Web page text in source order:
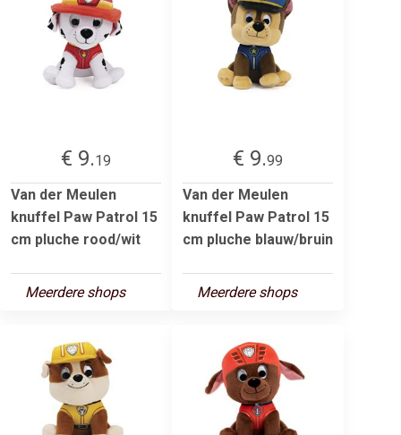
€ 9.19
Van der Meulen
knuffel Paw Patrol 15
cm pluche rood/wit
Meerdere shops
€ 9.99
Van der Meulen
knuffel Paw Patrol 15
cm pluche blauw/bruin
Meerdere shops